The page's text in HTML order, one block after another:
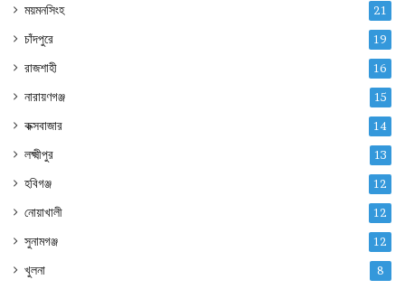
ময়মনসিংহ 21
চাঁদপুরে 19
রাজশাহী 16
নারায়ণগঞ্জ 15
কক্সবাজার 14
লক্ষ্মীপুর 13
হবিগঞ্জ 12
নোয়াখালী 12
সুনামগঞ্জ 12
খুলনা 8